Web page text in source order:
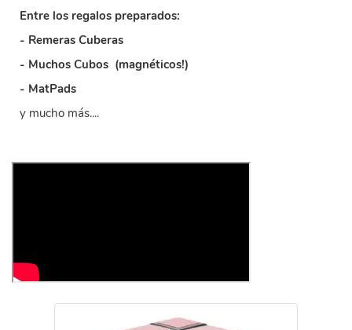
Entre los regalos preparados:
- Remeras Cuberas
- Muchos Cubos (magnéticos!)
- MatPads
y mucho más....